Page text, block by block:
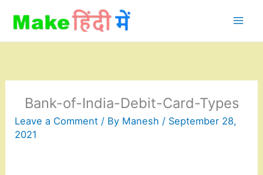
content
Bank-of-India-Debit-Card-Types
Leave a Comment / By Manesh / September 28,
2021